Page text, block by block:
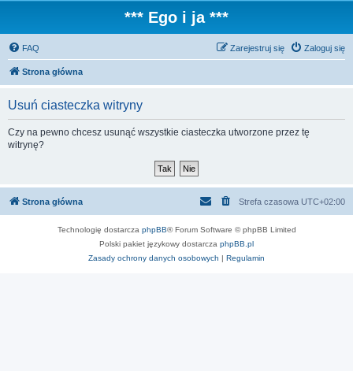
*** Ego i ja ***
FAQ Zaloguj się
Zarejestruj się
Strona główna
Usuń ciasteczka witryny
Czy na pewno chcesz usunąć wszystkie ciasteczka utworzone przez tę
witrynę?
Strona główna Strefa czasowa UTC+02:00
Technologię dostarcza phpBB® Forum Software © phpBB Limited
Polski pakiet językowy dostarcza phpBB.pl
Zasady ochrony danych osobowych | Regulamin